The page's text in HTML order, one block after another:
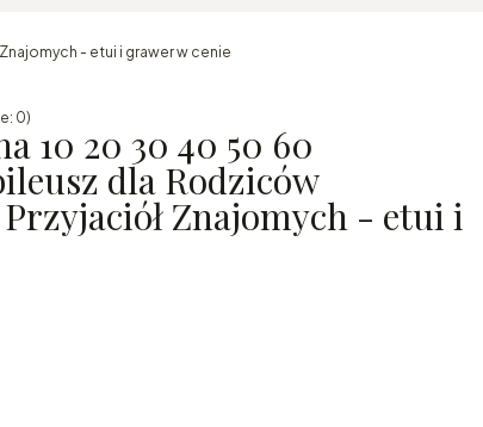
- etui i grawer w cenie
0)
10 20 30 40 50 60
dla Rodziców
Znajomych - etui i